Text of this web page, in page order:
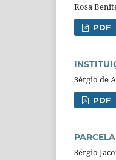
Rosa
PDF
Sérgio de
PDF
Sérgio